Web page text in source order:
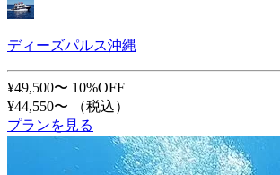
ディーズパルス沖縄
¥49,500〜 10%OFF
¥44,550〜
（税込）
プランを見る